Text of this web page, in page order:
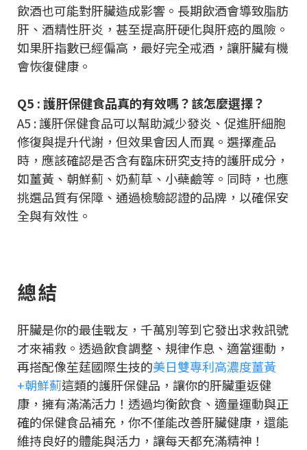
飲酒也可能對肝臟造成影響。長期飲酒會導致脂肪
肝、酒精性肝炎，甚至提高肝硬化與肝癌的風險。
如果肝指數已經偏高，最好完全戒酒，讓肝臟有機
會恢復健康。
Q5 : 護肝保健食品真的有效嗎？該怎麼選擇？
A5 : 護肝保健食品可以幫助減少發炎、促進肝細胞
修復與提升代謝，但效果會因人而異。選擇產品
時，應該確認是否含有臨床研究支持的護肝成分，
如薑黃、朝鮮薊、奶薊草、小蘗鹼等。同時，也應
挑選品質有保障、通過檢驗認證的品牌，以確保安
全與有效性。
總結
肝臟是你的最佳戰友，千萬別等到它發出求救訊號
才來補救。透過飲食調整、規律作息、適當運動，
再搭配像苼莛國際生技的美日雙專利高濃度薑黃
+朝鮮薊這類的護肝保健品，讓你的肝臟重返健
康，擁有滿滿活力！透過均衡飲食、適量運動與正
確的保健食品補充，你不僅能改善肝臟健康，還能
維持良好的體能與活力，讓每天都充滿精神！